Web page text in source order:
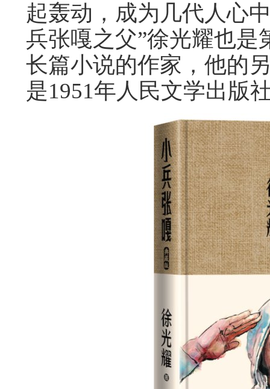
起轰动，成为几代人心
兵张嘎之父”徐光耀也
长篇小说的作家，他的
是1951年人民文学出版